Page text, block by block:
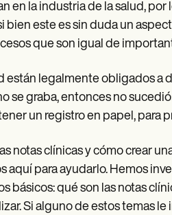
en la industria de la salud,
bien este es sin duda un
que son igual de
están legalmente obligados a
se graba, entonces no
un registro en papel, para
notas clínicas y cómo crear
aquí para ayudarlo. Hemos
básicos: qué son las notas
Si alguno de estos temas